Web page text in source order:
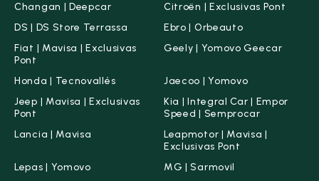
Changan | Deepcar
Citroën | Exclusivas Pont
DS | DS Store Terrassa
Ebro | Orbeauto
Fiat | Mavisa | Exclusivas
Pont
Geely | Yomovo Geecar
Honda | Tecnovallés
Jaecoo | Yomovo
Jeep | Mavisa | Exclusivas
Pont
Kia | Integral Car | Empor
Speed | Semprocar
Lancia | Mavisa
Leapmotor | Mavisa |
Exclusivas Pont
Lepas | Yomovo
MG | Sarmovil